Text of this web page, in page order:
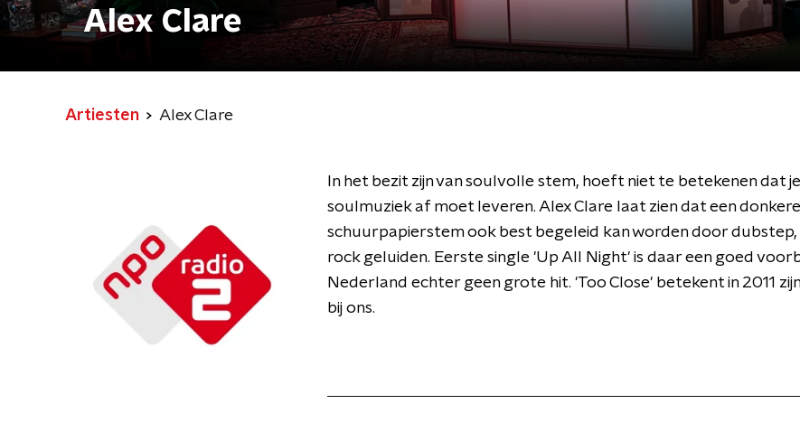
Alex Clare
Artiesten Alex Clare
In het bezit zijn van soulvolle stem, hoeft niet te betekenen dat
soulmuziek af moet leveren. Alex Clare laat zien dat een donkere
schuurpapierstem ook best begeleid kan worden door dubstep,
rock geluiden. Eerste single 'Up All Night' is daar een goed
Nederland echter geen grote hit. 'Too Close' betekent in 2011
bij ons.